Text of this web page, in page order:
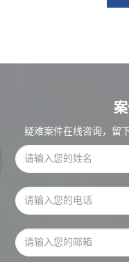
疑难案件在线咨询，留